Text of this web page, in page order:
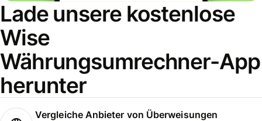
Lade unsere kostenlose
Wise
Währungsumrechner-App
herunter
Vergleiche Anbieter von Überweisungen